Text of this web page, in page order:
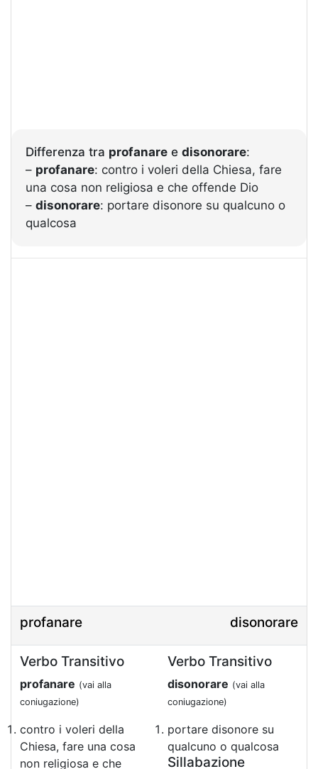
Differenza tra profanare e disonorare:
– profanare: contro i voleri della Chiesa, fare
una cosa non religiosa e che offende Dio
– disonorare: portare disonore su qualcuno o
qualcosa
profanare disonorare
Verbo Transitivo
profanare (vai alla
coniugazione)
contro i voleri della
Chiesa, fare una cosa
non religiosa e che
Verbo Transitivo
disonorare (vai alla
coniugazione)
portare disonore su
qualcuno o qualcosa
Sillabazione